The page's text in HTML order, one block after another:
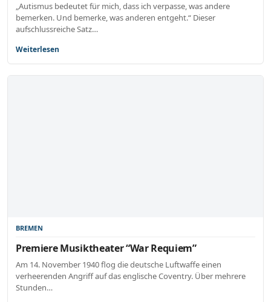
„Autismus bedeutet für mich, dass ich verpasse, was andere
bemerken. Und bemerke, was anderen entgeht.“ Dieser
aufschlussreiche Satz…
Weiterlesen
BREMEN
Premiere Musiktheater “War Requiem”
Am 14. November 1940 flog die deutsche Luftwaffe einen
verheerenden Angriff auf das englische Coventry. Über mehrere
Stunden…